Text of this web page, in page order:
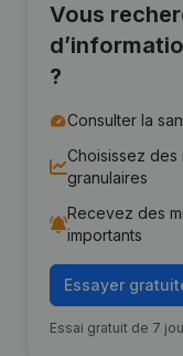
Vous
?
Consulter la
Choisissez
granulaires
Recevez des
importants
Essayer
Essai gratuit de 7